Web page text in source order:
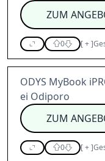
ZUM
0 [+]
ODYS MyBook
ei Odiporo
ZUM
0 [+]